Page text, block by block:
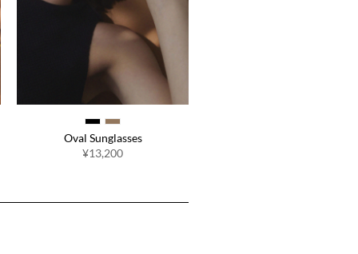
Oval Sunglasses
¥13,200